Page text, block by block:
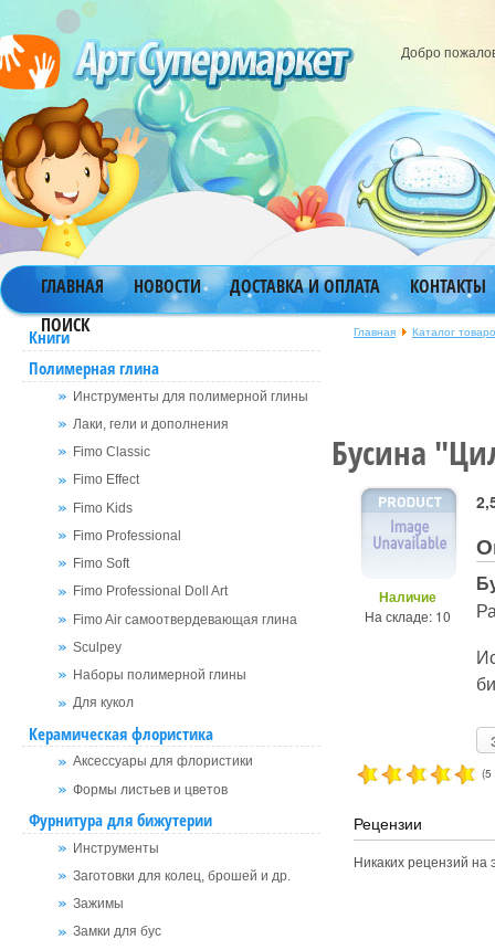
Добро
ГЛАВНАЯ НОВОСТИ ДОСТАВКА И ОПЛАТА
КОНТАКТЫ
ПОИСК
Книги
Полимерная глина
Инструменты для полимерной глины
Лаки, гели и дополнения
Fimo Classic
Fimo Effect
Fimo Kids
Fimo Professional
Fimo Soft
Fimo Professional Doll Art
Fimo Air самоотвердевающая глина
Sculpey
Наборы полимерной глины
Для кукол
Керамическая флористика
Аксессуары для флористики
Формы листьев и цветов
Фурнитура для бижутерии
Инструменты
Заготовки для колец, брошей и др.
Зажимы
Замки для бус
Главная Каталог
Бусина
Наличие
На складе: 10
(5
Рецензии
Никаких рецензий на